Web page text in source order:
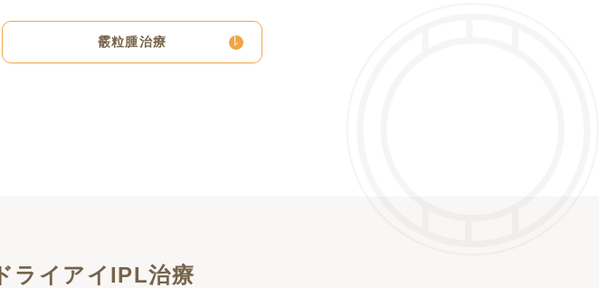
霰粒腫治療
ドライアイIPL治療